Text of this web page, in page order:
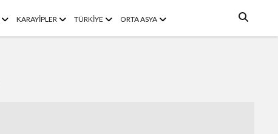
menüyüKARAYİPLER menüyüTÜRKİYE menüyüORTA ASYA menüyü